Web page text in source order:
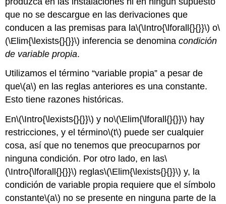
que no se descargue en las derivaciones que
conducen a las premisas para la\(\Intro{\lforall{}{}}\) o\
(\Elim{\lexists{}{}}\) inferencia se denominacondición
de variable propia.
Utilizamos el término “variable propia” a pesar de
que\(a\) en las reglas anteriores es una constante.
Esto tiene razones históricas.
En\(\Intro{\lexists{}{}}\) y no\(\Elim{\lforall{}{}}\) hay
restricciones, y el término\(t\) puede ser cualquier
cosa, así que no tenemos que preocuparnos por
ninguna condición. Por otro lado, en las\
(\Intro{\lforall{}{}}\) reglas\(\Elim{\lexists{}{}}\) y, la
condición de variable propia requiere que el símbolo
constante\(a\) no se presente en ninguna parte de la